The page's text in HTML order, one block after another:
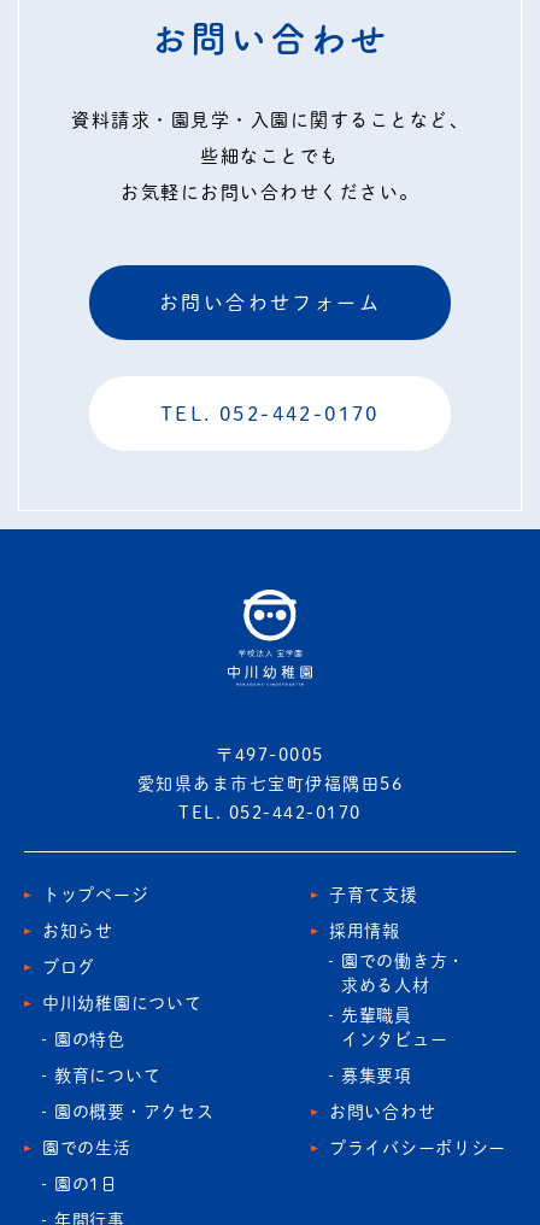
お問い合わせ
資料請求・園見学・入園に関することなど、
些細なことでも
お気軽にお問い合わせください。
お問い合わせフォーム
TEL. 052-442-0170
〒497-0005
愛知県あま市七宝町伊福隅田56
TEL. 052-442-0170
トップページ
お知らせ
ブログ
中川幼稚園について
園の特色
教育について
園の概要・アクセス
園での生活
園の1日
年間行事
子育て支援
採用情報
園での働き方・
求める人材
先輩職員
インタビュー
募集要項
お問い合わせ
プライバシーポリシー